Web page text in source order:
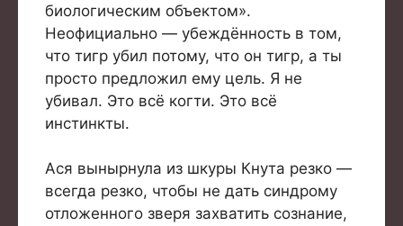
биологическим объектом».
Неофициально — убеждённость в том,
что тигр убил потому, что он тигр, а ты
просто предложил ему цель. Я не
убивал. Это всё когти. Это всё
инстинкты.
Ася вынырнула из шкуры Кнута резко —
всегда резко, чтобы не дать синдрому
отложенного зверя захватить сознание,